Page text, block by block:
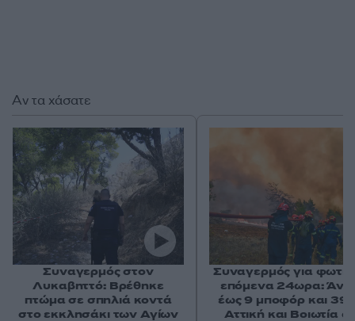
Αν τα χάσατε
Συναγερμός στον
Λυκαβηττό: Βρέθηκε
πτώμα σε σπηλιά κοντά
στο εκκλησάκι των Αγίων
Συναγερμός για
επόμενα 24ωρα:
έως 9 μποφόρ και
Αττική και Βοιωτία